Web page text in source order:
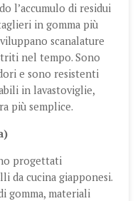
l’accumulo di residui
in gomma più
scanalature
nel tempo. Sono
e sono resistenti
in lavastoviglie,
più semplice.
progettati
da cucina giapponesi.
gomma, materiali